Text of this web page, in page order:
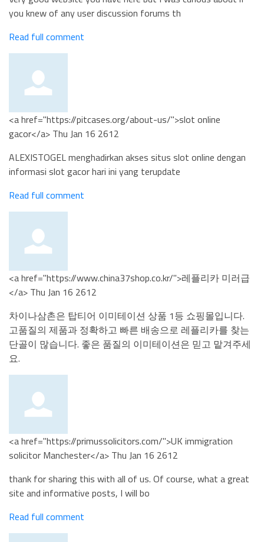
you knew of any user discussion forums th
Read full comment
<a href="https://pitcases.org/about-us/">slot online
gacor</a> Thu Jan 16 2612
ALEXISTOGEL menghadirkan akses situs slot online dengan
informasi slot gacor hari ini yang terupdate
Read full comment
<a href="https://www.china37shop.co.kr/">레플리카 미러급
</a> Thu Jan 16 2612
차이나삼촌은 탑티어 이미테이션 상품 1등 쇼핑몰입니다.
고품질의 제품과 정확하고 빠른 배송으로 레플리카를 찾는
단골이 많습니다. 좋은 품질의 이미테이션은 믿고 맡겨주세
요.
<a href="https://primussolicitors.com/">UK immigration
solicitor Manchester</a> Thu Jan 16 2612
thank for sharing this with all of us. Of course, what a great
site and informative posts, I will bo
Read full comment